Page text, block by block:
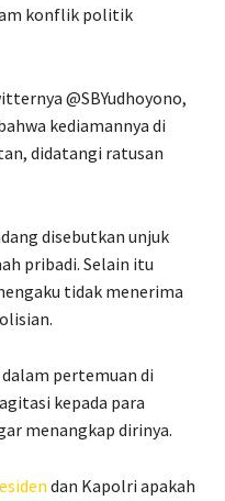
konflik politik
@SBYudhoyono,
kediamannya di
didatangi ratusan
disebutkan unjuk
pribadi. Selain itu
tidak menerima
pertemuan di
kepada para
menangkap dirinya.
dan Kapolri apakah